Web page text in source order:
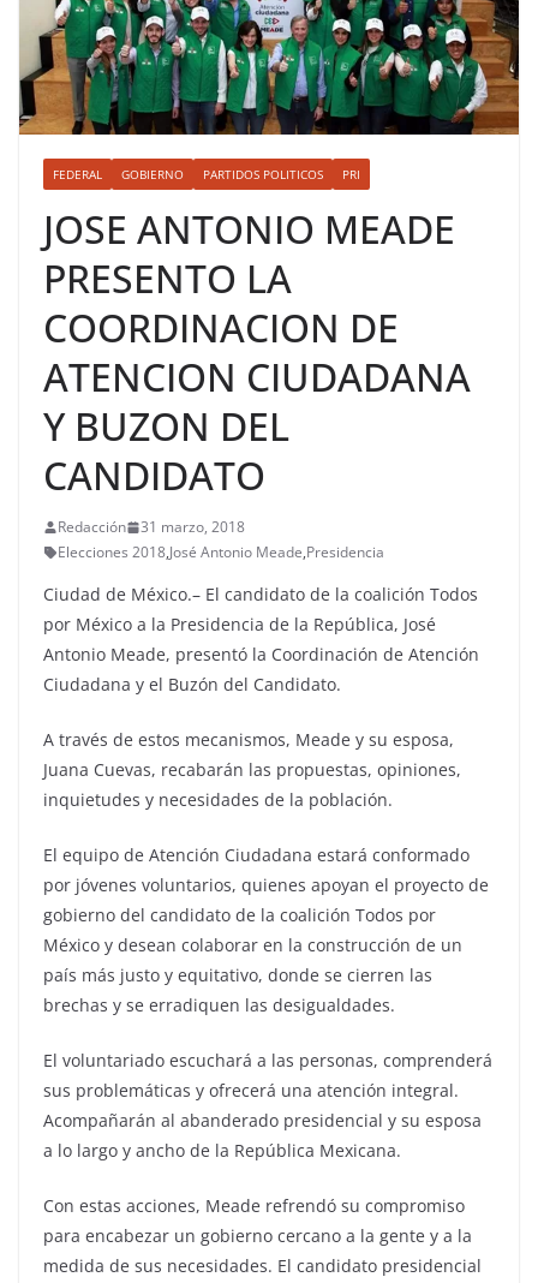
FEDERAL GOBIERNO PARTIDOS POLITICOS PRI
JOSE ANTONIO MEADE
PRESENTO LA
COORDINACION DE
ATENCION CIUDADANA
Y BUZON DEL
CANDIDATO
Redacción
31 marzo, 2018
Elecciones 2018,José Antonio Meade,Presidencia
Ciudad de México.– El candidato de la coalición Todos
por México a la Presidencia de la República, José
Antonio Meade, presentó la Coordinación de Atención
Ciudadana y el Buzón del Candidato.
A través de estos mecanismos, Meade y su esposa,
Juana Cuevas, recabarán las propuestas, opiniones,
inquietudes y necesidades de la población.
El equipo de Atención Ciudadana estará conformado
por jóvenes voluntarios, quienes apoyan el proyecto de
gobierno del candidato de la coalición Todos por
México y desean colaborar en la construcción de un
país más justo y equitativo, donde se cierren las
brechas y se erradiquen las desigualdades.
El voluntariado escuchará a las personas, comprenderá
sus problemáticas y ofrecerá una atención integral.
Acompañarán al abanderado presidencial y su esposa
a lo largo y ancho de la República Mexicana.
Con estas acciones, Meade refrendó su compromiso
para encabezar un gobierno cercano a la gente y a la
medida de sus necesidades. El candidato presidencial